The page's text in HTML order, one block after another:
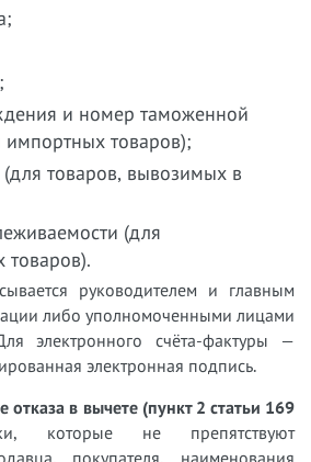
и номер таможенной
товаров);
товаров, вывозимых в
(для
руководителем и главным
либо уполномоченными лицами
электронного счёта-фактуры —
электронная подпись.
в вычете (пункт 2 статьи 169
которые не препятствуют
покупателя, наименования